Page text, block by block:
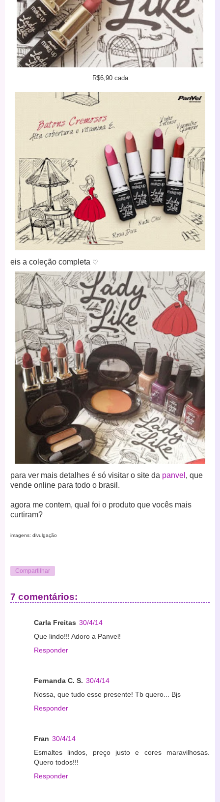
R$6,90 cada
eis a coleção completa ♡
para ver mais detalhes é só visitar o site da panvel , que
vende online para todo o brasil.
agora me contem, qual foi o produto que vocês mais
curtiram?
imagens: divulgação
Compartilhar
7 comentários:
Carla Freitas 30/4/14
Que lindo!!! Adoro a Panvel!
Responder
Fernanda C. S. 30/4/14
Nossa, que tudo esse presente! Tb quero... Bjs
Responder
Fran 30/4/14
Esmaltes lindos, preço justo e cores maravilhosas.
Quero todos!!!
Responder